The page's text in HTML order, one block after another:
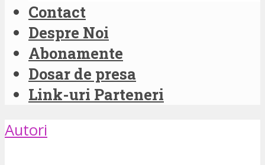
Contact
Despre Noi
Abonamente
Dosar de presa
Link-uri Parteneri
Autori